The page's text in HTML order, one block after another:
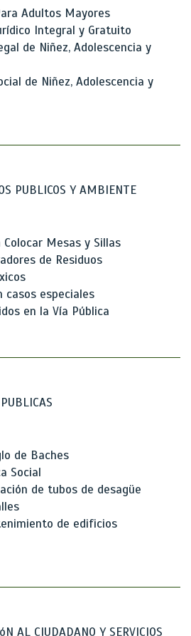
Adultos Mayores
Integral y Gratuito
de Niñez, Adolescencia y
de Niñez, Adolescencia y
PUBLICOS Y AMBIENTE
Mesas y Sillas
de Residuos
casos especiales
en la Vía Pública
de Baches
Social
de tubos de desagüe
de edificios
AL CIUDADANO Y SERVICIOS